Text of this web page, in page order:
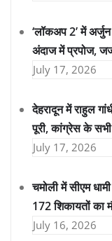
‘लॉकअप 2’ में
अंदाज में प्रपोज,
July 17, 2026
देहरादून में राहुल
पूरी, कांग्रेस के
July 17, 2026
चमोली में सीएम
172 शिकायतों का
July 16, 2026